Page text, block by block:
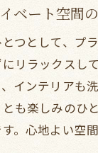
ベート空間
つとして、プ
リラックスし
インテリアも
も楽しみのひ
。心地よい空